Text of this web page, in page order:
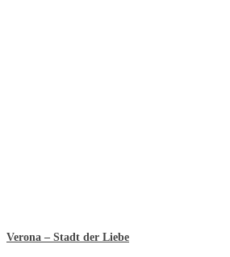
Verona – Stadt der Liebe